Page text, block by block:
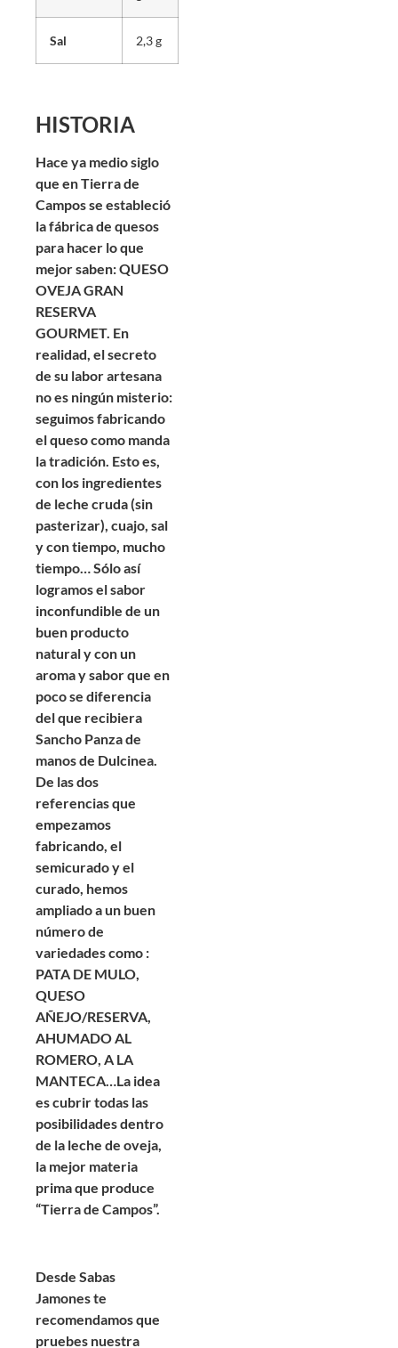
Sal 2,3 g
HISTORIA
Hace ya medio siglo
que en Tierra de
Campos se estableció
la fábrica de quesos
para hacer lo que
mejor saben: QUESO
OVEJA GRAN
RESERVA
GOURMET. En
realidad, el secreto
de su labor artesana
no es ningún misterio:
seguimos fabricando
el queso como manda
la tradición. Esto es,
con los ingredientes
de leche cruda (sin
pasterizar), cuajo, sal
y con tiempo, mucho
tiempo… Sólo así
logramos el sabor
inconfundible de un
buen producto
natural y con un
aroma y sabor que en
poco se diferencia
del que recibiera
Sancho Panza de
manos de Dulcinea.
De las dos
referencias que
empezamos
fabricando, el
semicurado y el
curado, hemos
ampliado a un buen
número de
variedades como :
PATA DE MULO,
QUESO
AÑEJO/RESERVA,
AHUMADO AL
ROMERO, A LA
MANTECA…La idea
es cubrir todas las
posibilidades dentro
de la leche de oveja,
la mejor materia
prima que produce
“Tierra de Campos”.
Desde Sabas
Jamones te
recomendamos que
pruebes nuestra